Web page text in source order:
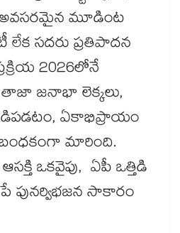
మూడింట
సదరు ప్రతిపాదన
2026లోనే
తాజా జనాభా లెక్కలు,
ఏకాభిప్రాయం
మారింది.
ఒకవైపు, ఏపీ ఒత్తిడి
పునర్విభజన సాకారం